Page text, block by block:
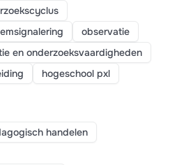
observatie
en onderzoeksvaardigheden
hogeschool pxl
handelen